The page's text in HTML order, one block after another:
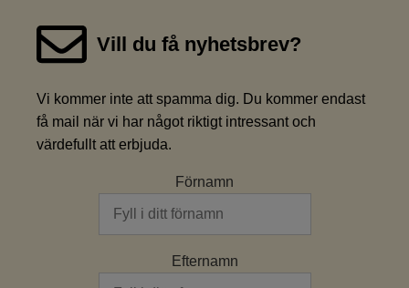
Vill du få nyhetsbrev?
Vi kommer inte att spamma dig. Du kommer endast
få mail när vi har något riktigt intressant och
värdefullt att erbjuda.
Förnamn
Efternamn